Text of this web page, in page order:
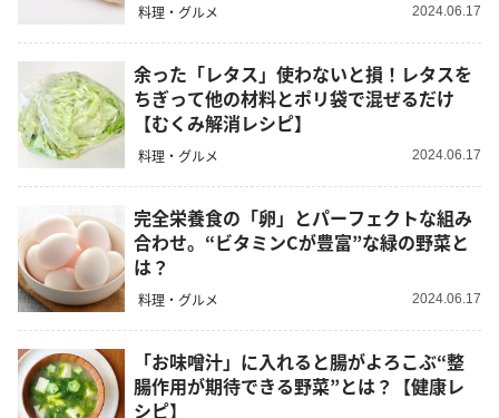
料理・グルメ 2024.06.17
余った「レタス」使わないと損！レタスを
ちぎって他の材料とポリ袋で混ぜるだけ
【むくみ解消レシピ】
料理・グルメ 2024.06.17
完全栄養食の「卵」とパーフェクトな組み
合わせ。“ビタミンCが豊富”な緑の野菜と
は？
料理・グルメ 2024.06.17
「お味噌汁」に入れると腸がよろこぶ“整
腸作用が期待できる野菜”とは？【健康レ
シピ】